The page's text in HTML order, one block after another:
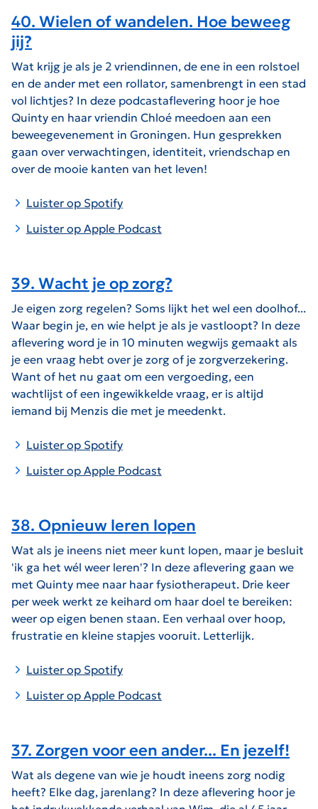
40. Wielen of wandelen. Hoe beweeg
jij?
Wat krijg je als je 2 vriendinnen, de ene in een rolstoel
en de ander met een rollator, samenbrengt in een stad
vol lichtjes? In deze podcastaflevering hoor je hoe
Quinty en haar vriendin Chloé meedoen aan een
beweegevenement in Groningen. Hun gesprekken
gaan over verwachtingen, identiteit, vriendschap en
over de mooie kanten van het leven!
Luister op Spotify
Luister op Apple Podcast
39. Wacht je op zorg?
Je eigen zorg regelen? Soms lijkt het wel een doolhof...
Waar begin je, en wie helpt je als je vastloopt? In deze
aflevering word je in 10 minuten wegwijs gemaakt als
je een vraag hebt over je zorg of je zorgverzekering.
Want of het nu gaat om een vergoeding, een
wachtlijst of een ingewikkelde vraag, er is altijd
iemand bij Menzis die met je meedenkt.
Luister op Spotify
Luister op Apple Podcast
38. Opnieuw leren lopen
Wat als je ineens niet meer kunt lopen, maar je besluit
'ik ga het wél weer leren'? In deze aflevering gaan we
met Quinty mee naar haar fysiotherapeut. Drie keer
per week werkt ze keihard om haar doel te bereiken:
weer op eigen benen staan. Een verhaal over hoop,
frustratie en kleine stapjes vooruit. Letterlijk.
Luister op Spotify
Luister op Apple Podcast
37. Zorgen voor een ander... En jezelf!
Wat als degene van wie je houdt ineens zorg nodig
heeft? Elke dag, jarenlang? In deze aflevering hoor je